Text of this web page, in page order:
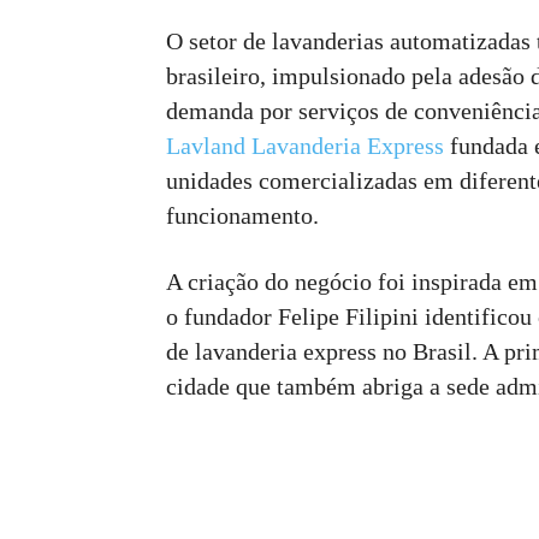
O setor de lavanderias
brasileiro, impulsionado pela adesão
demanda por serviços de
Lavland Lavanderia Express fundada
unidades comercializadas em
funcionamento.
A criação do negócio foi inspirada
o fundador Felipe Filipini identificou
de lavanderia express no Brasil. A
cidade que também abriga a sede